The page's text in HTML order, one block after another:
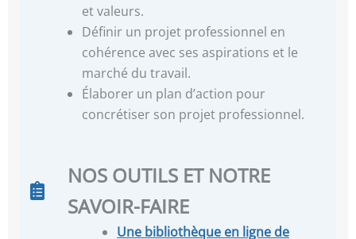
et valeurs.
Définir un projet professionnel en
cohérence avec ses aspirations et le
marché du travail.
Élaborer un plan d’action pour
concrétiser son projet professionnel.
NOS OUTILS ET NOTRE
SAVOIR-FAIRE
Une bibliothèque en ligne de